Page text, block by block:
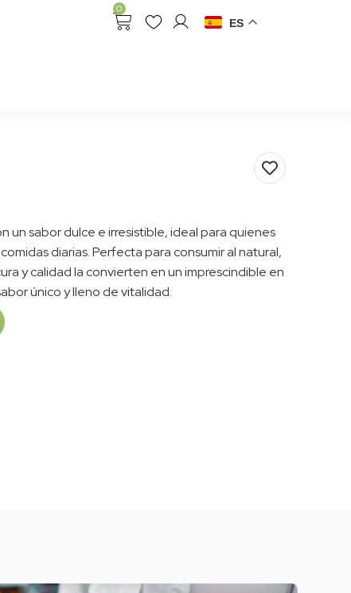
0
ES
un sabor dulce e irresistible, ideal para quienes
diarias. Perfecta para consumir al natural,
y calidad la convierten en un imprescindible en
único y lleno de vitalidad.